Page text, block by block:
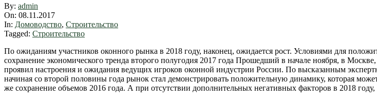
2017-
11-
08
By: admin
On: 08.11.2017
In: Домоводство, Строительство
Tagged: Строительство
По ожиданиям участников оконного рынка в 2018 году, наконец, ожидается рост. Условиями для
сохранение экономического тренда второго полугодия 2017 года Прошедший в начале ноября, в
проявил настроения и ожидания ведущих игроков оконной индустрии России. По высказанным
начиная со второй половины года рынок стал демонстрировать положительную динамику, которая
же сохранение объемов 2016 года. А при отсутствии дополнительных негативных факторов в 2018